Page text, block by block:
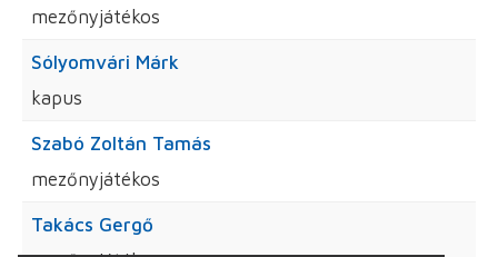
mezőnyjátékos
Sólyomvári Márk
kapus
Szabó Zoltán Tamás
mezőnyjátékos
Takács Gergő